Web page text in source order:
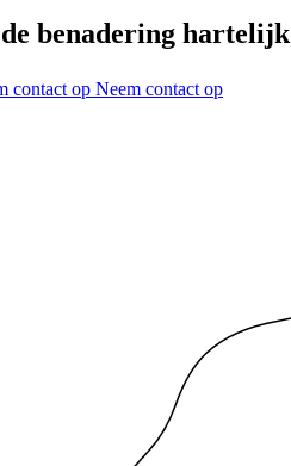
benadering hartelijk
contact op Neem contact op